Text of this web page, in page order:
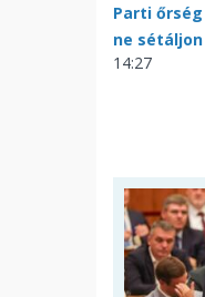
Parti
ne
14:27